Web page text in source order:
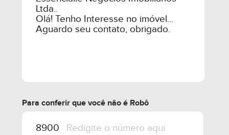
Para conferir que você não é Robô